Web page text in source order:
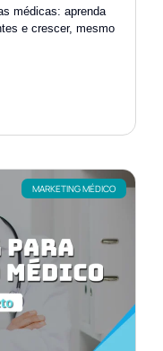
médicas: aprenda
e crescer, mesmo
MARKETING MÉDICO